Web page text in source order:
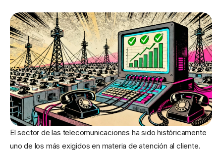
El sector de las telecomunicaciones ha sido históricamente
uno de los más exigidos en materia de atención al cliente.